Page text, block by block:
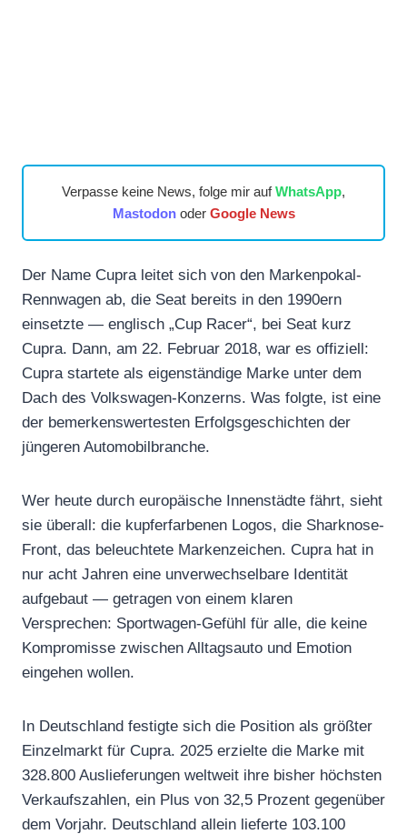
Verpasse keine News, folge mir aufWhatsApp,
Mastodonoder Google News
Der Name Cupra leitet sich von den Markenpokal-
Rennwagen ab, die Seat bereits in den 1990ern
einsetzte — englisch „Cup Racer“, bei Seat kurz
Cupra. Dann, am 22. Februar 2018, war es offiziell:
Cupra startete als eigenständige Marke unter dem
Dach des Volkswagen-Konzerns. Was folgte, ist eine
der bemerkenswertesten Erfolgsgeschichten der
jüngeren Automobilbranche.
Wer heute durch europäische Innenstädte fährt, sieht
sie überall: die kupferfarbenen Logos, die Sharknose-
Front, das beleuchtete Markenzeichen. Cupra hat in
nur acht Jahren eine unverwechselbare Identität
aufgebaut — getragen von einem klaren
Versprechen: Sportwagen-Gefühl für alle, die keine
Kompromisse zwischen Alltagsauto und Emotion
eingehen wollen.
In Deutschland festigte sich die Position als größter
Einzelmarkt für Cupra. 2025 erzielte die Marke mit
328.800 Auslieferungen weltweit ihre bisher höchsten
Verkaufszahlen, ein Plus von 32,5 Prozent gegenüber
dem Vorjahr. Deutschland allein lieferte 103.100